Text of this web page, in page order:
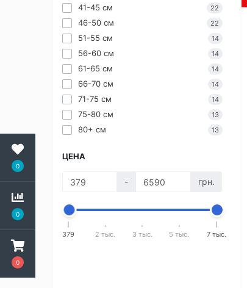
0
0
0
41-45 см 22
46-50 см 22
51-55 см 14
56-60 см 14
61-65 см 14
66-70 см 14
71-75 см 14
75-80 см 13
80+ см 13
ЦЕНА
- грн.
379 2 тыс. 3 тыс. 5 тыс. 7 тыс.